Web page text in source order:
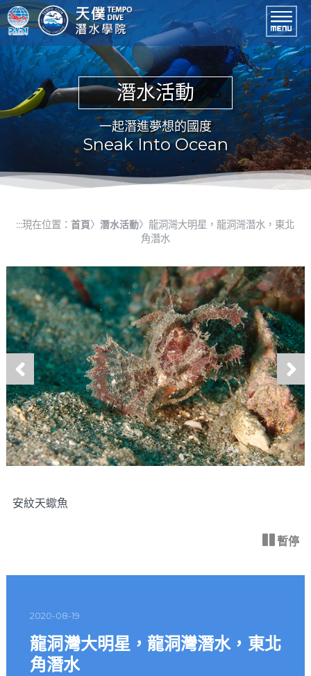
進入內容區塊
潛水活動
一起潛進夢想的國度
Sneak Into Ocean
:::現在位置：首頁〉潛水活動〉龍洞灣大明星，龍洞灣潛水，東北
角潛水
安紋天蠍魚
上
一
張
下
一
張
暫停
2020-08-19
龍洞灣大明星，龍洞灣潛水，東北
角潛水